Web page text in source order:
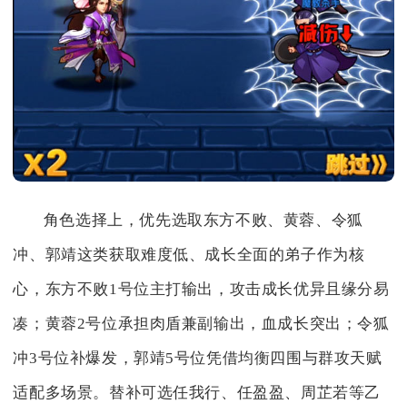
角色选择上，优先选取东方不败、黄蓉、令狐
冲、郭靖这类获取难度低、成长全面的弟子作为核
心，东方不败1号位主打输出，攻击成长优异且缘分易
凑；黄蓉2号位承担肉盾兼副输出，血成长突出；令狐
冲3号位补爆发，郭靖5号位凭借均衡四围与群攻天赋
适配多场景。替补可选任我行、任盈盈、周芷若等乙